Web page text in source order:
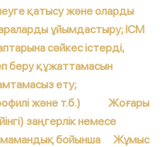
қатысу және оларды
ұйымдастыру; ІСМ
сәйкес істерді,
беру құжаттамасын
ету;
профилі және т.б.) Жоғары
заңгерлік немесе
мамандық бойынша Жұмыс